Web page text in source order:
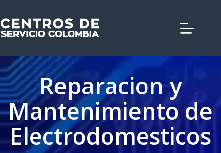
contenido
Reparacion y
Mantenimiento de
Electrodomesticos